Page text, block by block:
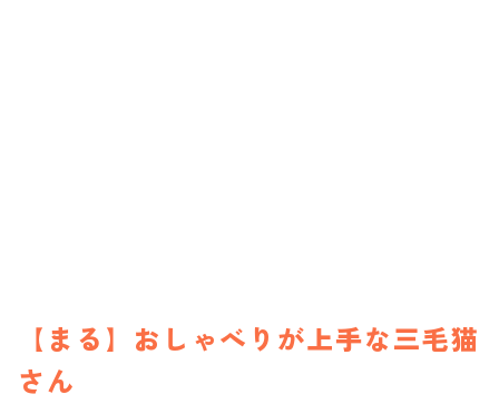
【まる】おしゃべりが上手な三毛猫
さん